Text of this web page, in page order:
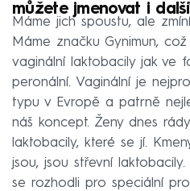
můžete jmenovat i
Máme jich spoustu, ale
Máme značku Gynimun,
vaginální laktobacily jak ve
peronální. Vaginální je
typu v Evropě a patrně
náš koncept. Ženy dnes
laktobacily, které se jí.
jsou, jsou střevní
se rozhodli pro speciální